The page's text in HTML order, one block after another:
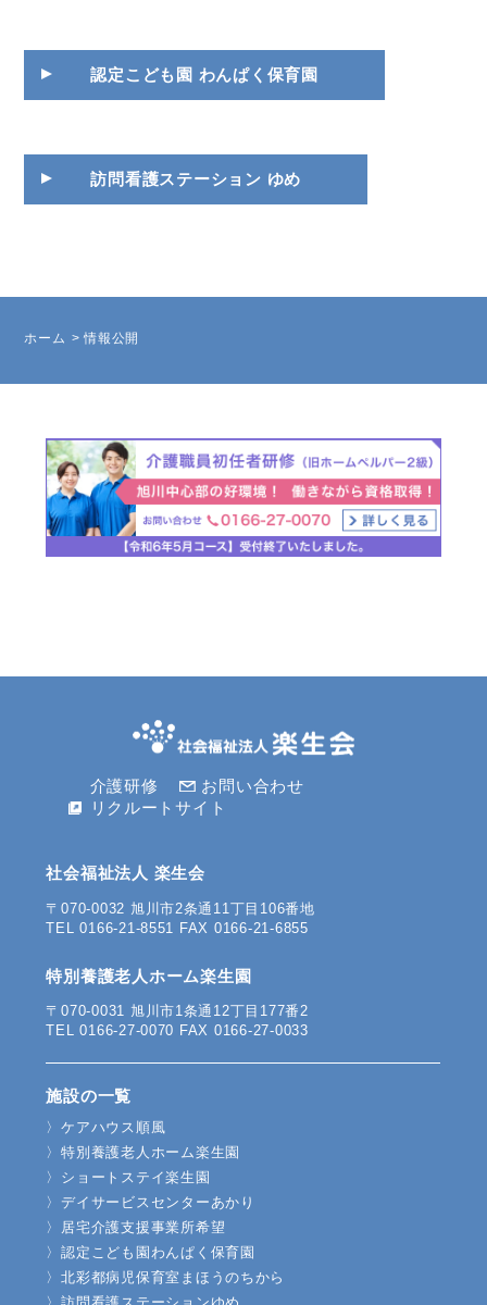
認定こども園 わんぱく保育園
訪問看護ステーション ゆめ
ホーム 情報公開
介護研修
お問い合わせ
リクルートサイト
社会福祉法人 楽生会
〒070-0032 旭川市2条通11丁目106番地
TEL0166-21-8551 FAX 0166-21-6855
特別養護老人ホーム楽生園
〒070-0031 旭川市1条通12丁目177番2
TEL0166-27-0070 FAX 0166-27-0033
施設の一覧
ケアハウス順風
特別養護老人ホーム楽生園
ショートステイ楽生園
デイサービスセンターあかり
居宅介護支援事業所希望
認定こども園わんぱく保育園
北彩都病児保育室まほうのちから